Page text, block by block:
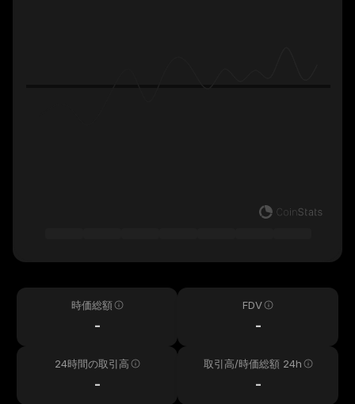
時価総額
-
FDV
-
24時間の取引高
-
取引高/時価総額 24h
-